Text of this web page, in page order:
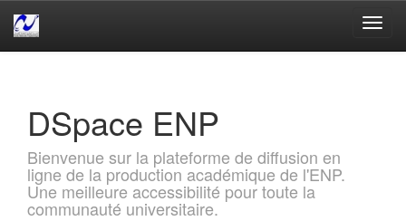
DSpace ENP
Bienvenue sur la plateforme de diffusion en
ligne de la production académique de l'ENP.
Une meilleure accessibilité pour toute la
communauté universitaire.